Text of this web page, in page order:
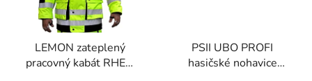
LEMON zateplený
pracovný kabát RHEA
PSII UBO PROFI
hasičské nohavice